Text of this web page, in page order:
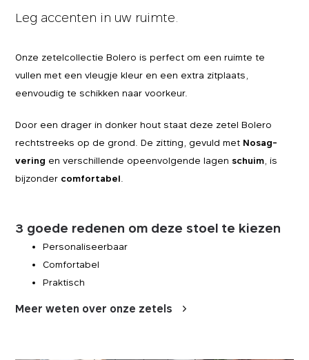
Leg accenten in uw ruimte.
Onze zetelcollectie Bolero is perfect om een ruimte te
vullen met een vleugje kleur en een extra zitplaats,
eenvoudig te schikken naar voorkeur.
Door een drager in donker hout staat deze zetel Bolero
rechtstreeks op de grond. De zitting, gevuld met Nosag-
vering en verschillende opeenvolgende lagen schuim , is
bijzonder comfortabel
3 goede redenen om deze stoel te kiezen
Personaliseerbaar
Comfortabel
Praktisch
Meer weten over onze zetels